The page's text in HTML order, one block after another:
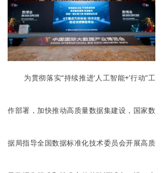
为贯彻落实“持续推进‘人工智能+’行动”工
作部署，加快推动高质量数据集建设，国家数
据局指导全国数据标准化技术委员会开展高质